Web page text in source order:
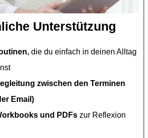
Unterstützung
die du einfach in deinen Alltag
zwischen den Terminen
Email)
und PDFs zur Reflexion